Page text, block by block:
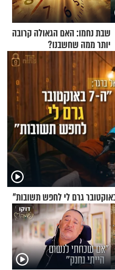
שבת נחמו: האם הגאולה קרובה
יותר ממה שחשבנו?